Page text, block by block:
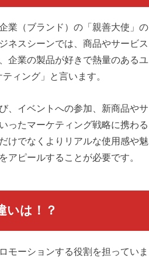
業（ブランド）の「親善大使」の
ネスシーンでは、商品やサービス
企業の製品が好きで熱量のあるユ
ィング」と言います。
、イベントへの参加、新商品やサ
ったマーケティング戦略に携わる
けでなくよりリアルな使用感や魅
アピールすることが必要です。
いは！？
モーションする役割を担っていま